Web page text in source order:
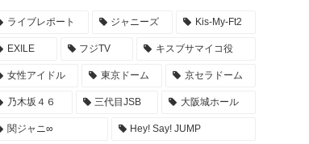
まとめ
2022年4月27日
NOGIZAKA46 10周年記念 乃木坂46時間TV タイ
2022年4月26日
ライブレポート ジャニーズ Kis-My-Ft2
EXILE フジTV キスブサマイコ役
女性アイドル 東京ドーム 京セラドーム
乃木坂４６ 三代目JSB 大阪城ホール
関ジャニ∞ Hey! Say! JUMP